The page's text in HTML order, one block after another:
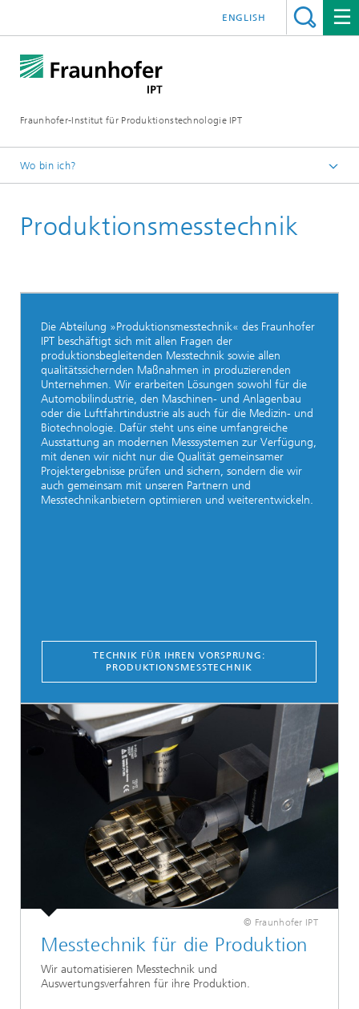
Fraunhofer-Institut für Produktionstechnologie IPT
ENGLISH
Wo bin ich?
Über uns
Produktionsmesstechnik
Die Abteilung »Produktionsmesstechnik« des Fraunhofer
IPT beschäftigt sich mit allen Fragen der
produktionsbegleitenden Messtechnik sowie allen
qualitätssichernden Maßnahmen in produzierenden
Unternehmen. Wir erarbeiten Lösungen sowohl für die
Automobilindustrie, den Maschinen- und Anlagenbau
oder die Luftfahrtindustrie als auch für die Medizin- und
Biotechnologie. Dafür steht uns eine umfangreiche
Ausstattung an modernen Messsystemen zur Verfügung,
mit denen wir nicht nur die Qualität gemeinsamer
Projektergebnisse prüfen und sichern, sondern die wir
auch gemeinsam mit unseren Partnern und
Messtechnikanbietern optimieren und weiterentwickeln.
TECHNIK FÜR IHREN VORSPRUNG:
PRODUKTIONSMESSTECHNIK
© Fraunhofer IPT
Messtechnik für die Produktion
Wir automatisieren Messtechnik und
Auswertungsverfahren für ihre Produktion.